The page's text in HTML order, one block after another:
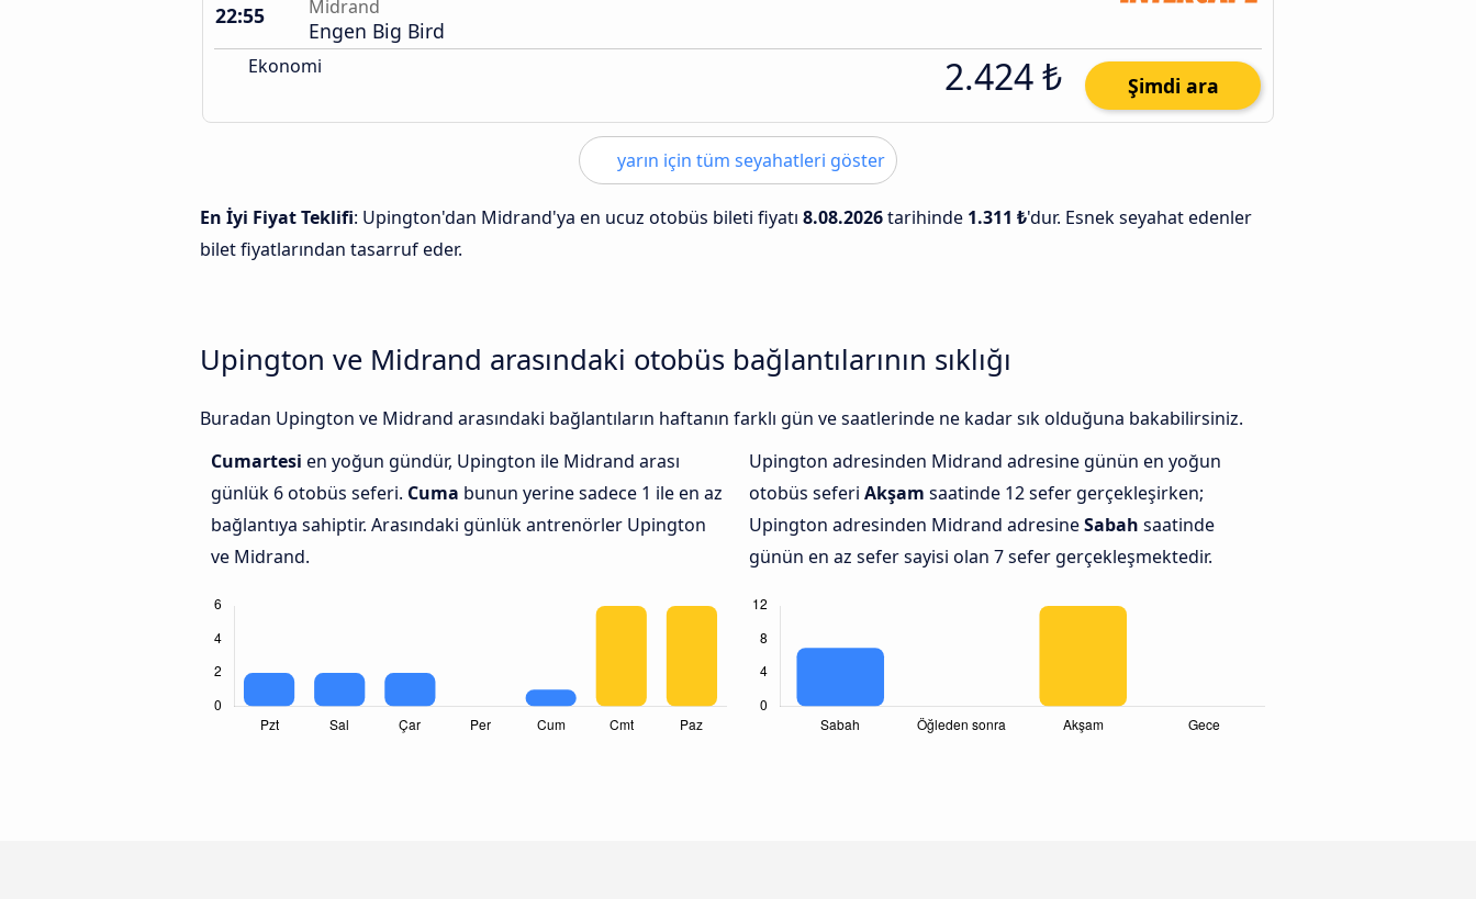
22:55
Midrand
Engen Big Bird
Ekonomi 2.424 ₺ Şimdi ara
yarın için tüm seyahatleri göster
En İyi Fiyat Teklifi: Upington'dan Midrand'ya en ucuz otobüs bileti fiyatı 8.08.2026tarihinde 1.311 ₺'dur. Esnek seyahat edenler
bilet fiyatlarından tasarruf eder.
Upington ve Midrand arasındaki otobüs bağlantılarının sıklığı
Buradan Upington ve Midrand arasındaki bağlantıların haftanın farklı gün ve saatlerinde ne kadar sık olduğuna bakabilirsiniz.
Cumartesi en yoğun gündür, Upington ile Midrand arası
günlük 6 otobüs seferi. Cuma bunun yerine sadece 1 ile en az
bağlantıya sahiptir. Arasındaki günlük antrenörler Upington
ve Midrand.
Upington adresinden Midrand adresine günün en yoğun
otobüs seferi Akşam saatinde 12 sefer gerçekleşirken;
Upington adresinden Midrand adresineSabah saatinde
günün en az sefer sayisi olan 7 sefer gerçekleşmektedir.